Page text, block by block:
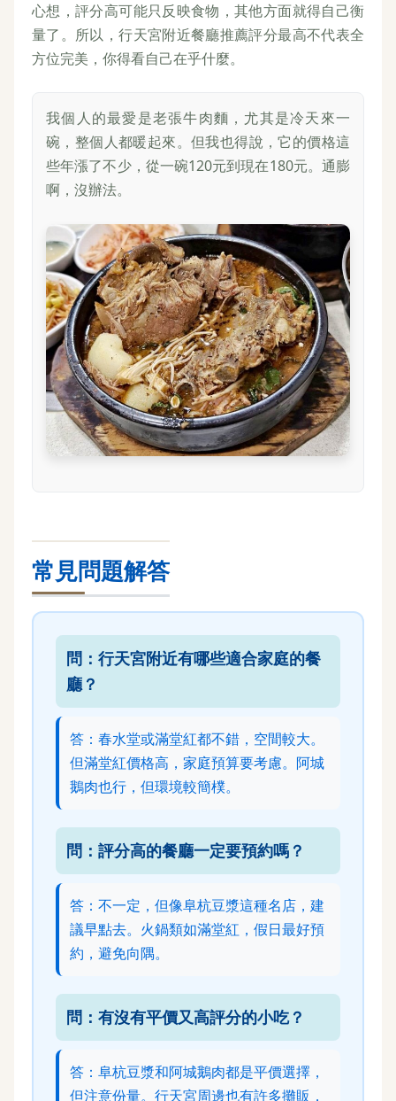
心想，評分高可能只反映食物，其他方面就得自己衡
量了。所以，行天宮附近餐廳推薦評分最高不代表全
方位完美，你得看自己在乎什麼。
我個人的最愛是老張牛肉麵，尤其是冷天來一
碗，整個人都暖起來。但我也得說，它的價格這
些年漲了不少，從一碗120元到現在180元。通膨
啊，沒辦法。
常見問題解答
問：行天宮附近有哪些適合家庭的餐
廳？
答：春水堂或滿堂紅都不錯，空間較大。
但滿堂紅價格高，家庭預算要考慮。阿城
鵝肉也行，但環境較簡樸。
問：評分高的餐廳一定要預約嗎？
答：不一定，但像阜杭豆漿這種名店，建
議早點去。火鍋類如滿堂紅，假日最好預
約，避免向隅。
問：有沒有平價又高評分的小吃？
答：阜杭豆漿和阿城鵝肉都是平價選擇，
但注意份量。行天宮周邊也有許多攤販，